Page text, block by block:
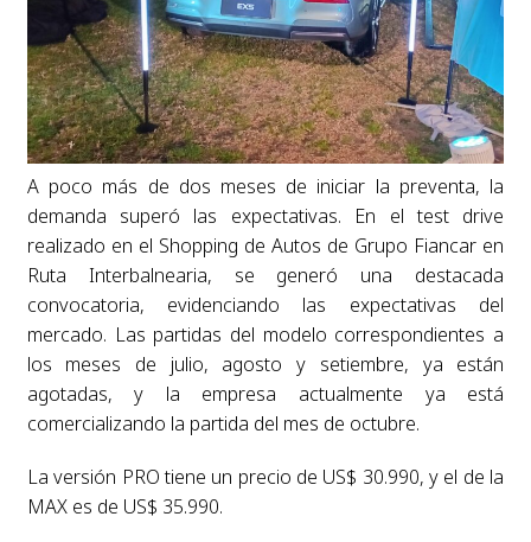
A poco más de dos meses de iniciar la preventa, la
demanda superó las expectativas. En el test drive
realizado en el Shopping de Autos de Grupo Fiancar en
Ruta Interbalnearia, se generó una destacada
convocatoria, evidenciando las expectativas del
mercado. Las partidas del modelo correspondientes a
los meses de julio, agosto y setiembre, ya están
agotadas, y la empresa actualmente ya está
comercializando la partida del mes de octubre.
La versión PRO tiene un precio de US$ 30.990, y el de la
MAX es de US$ 35.990.